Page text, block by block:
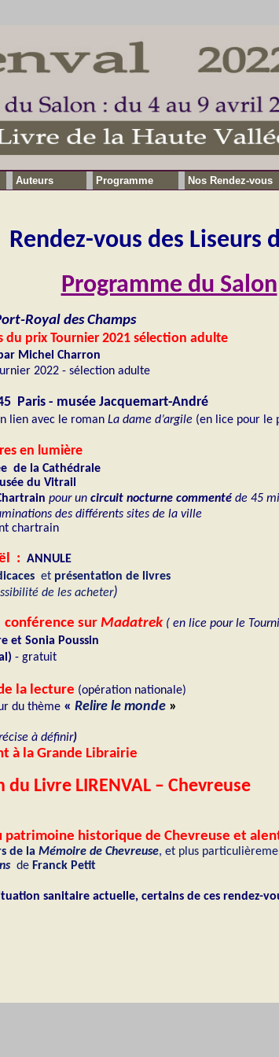
Royal des Champs
du prix Tournier 2021 sélection adulte
Michel Charron
2022 - sélection adulte
Paris - musée Jacquemart-André
lien avec le roman La dame d’argile (en lice pour le
en lumière
de la Cathédrale
du Vitrail
pour un circuit nocturne commenté de 45
des différents sites de la ville
chartrain
: ANNULE
et présentation de livres
de les acheter)
conférence sur Madatrek ( en lice pour le
et Sonia Poussin
- gratuit
la lecture (opération nationale)
du thème « Relire le monde »
à définir)
à la Grande Librairie
du Livre LIRENVAL – Chevreuse
patrimoine historique de Chevreuse et
de la Mémoire de Chevreuse, et plus
de Franck Petit
sanitaire actuelle, certains de ces rendez-
Programme du Salon
Rendez-vous des Liseurs
Nos Rendez-vous
Auteurs Programme